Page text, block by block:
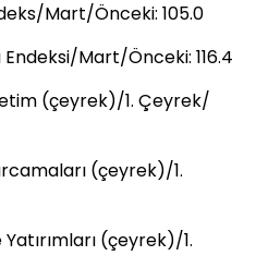
Mart/Önceki: 105.0
Mart/Önceki: 116.4
(çeyrek)/1. Çeyrek/
(çeyrek)/1.
(çeyrek)/1.